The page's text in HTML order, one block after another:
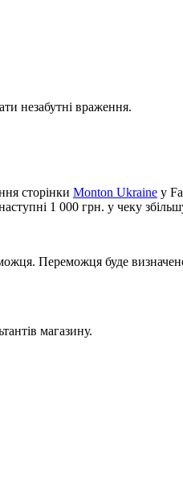
незабутні враження.
сторінки Monton Ukraine у
1 000 грн. у чеку
Переможця буде
магазину.